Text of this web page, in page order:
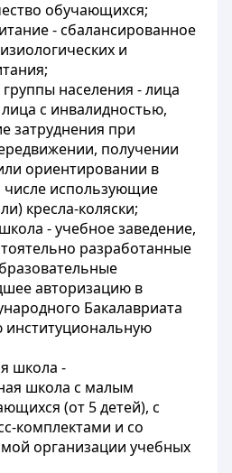
обучающихся;
- сбалансированное
и
населения - лица
с инвалидностью,
затруднения при
получении
ориентировании в
числе использующие
кресла-коляски;
- учебное заведение,
разработанные
авторизацию в
Бакалавриата
школа -
школа с малым
(от 5 детей), с
комплектами и со
организации учебных